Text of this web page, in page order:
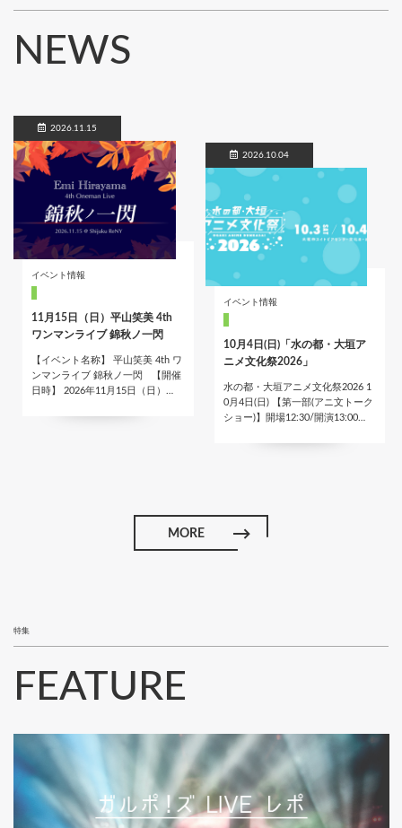
NEWS
2026.11.15
イベント情報
11月15日（日）平山笑美 4th
ワンマンライブ 錦秋ノ一閃
【イベント名称】 平山笑美 4th ワ
ンマンライブ 錦秋ノ一閃 【開催
日時】 2026年11月15日（日）…
2026.10.04
イベント情報
10月4日(日)「水の都・大垣ア
ニメ文化祭2026」
水の都・大垣アニメ文化祭2026 1
0月4日(日) 【第一部(アニ文トーク
ショー)】開場12:30/開演13:00…
MORE
特集
FEATURE